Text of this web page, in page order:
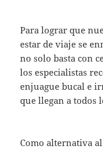
Para lograr que
estar de viaje se
no solo basta con
los especialistas
enjuague bucal e
que llegan a todos
Como alternativa